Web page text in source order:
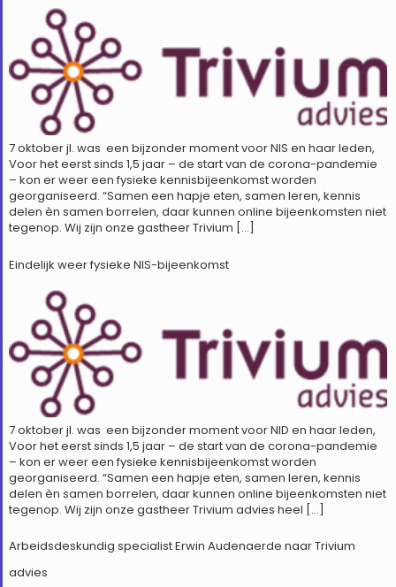
7 oktober jl. was een bijzonder moment voor NIS en haar leden,
Voor het eerst sinds 1,5 jaar – de start van de corona-pandemie
– kon er weer een fysieke kennisbijeenkomst worden
georganiseerd. “Samen een hapje eten, samen leren, kennis
delen èn samen borrelen, daar kunnen online bijeenkomsten niet
tegenop. Wij zijn onze gastheer Trivium […]
Eindelijk weer fysieke NIS-bijeenkomst
7 oktober jl. was een bijzonder moment voor NID en haar leden,
Voor het eerst sinds 1,5 jaar – de start van de corona-pandemie
– kon er weer een fysieke kennisbijeenkomst worden
georganiseerd. “Samen een hapje eten, samen leren, kennis
delen èn samen borrelen, daar kunnen online bijeenkomsten niet
tegenop. Wij zijn onze gastheer Trivium advies heel […]
Arbeidsdeskundig specialist Erwin Audenaerde naar Trivium
advies